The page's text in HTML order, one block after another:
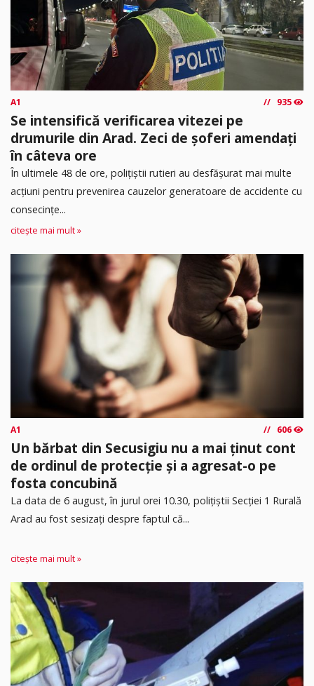
A1 935
Se intensifică verificarea vitezei pe
drumurile din Arad. Zeci de șoferi amendați
în câteva ore
În ultimele 48 de ore, polițiștii rutieri au desfășurat mai multe
acțiuni pentru prevenirea cauzelor generatoare de accidente cu
consecințe...
citește mai mult »
A1 606
Un bărbat din Secusigiu nu a mai ținut cont
de ordinul de protecție și a agresat-o pe
fosta concubină
​La data de 6 august, în jurul orei 10.30, polițiștii Secției 1 Rurală
Arad au fost sesizați despre faptul că...
citește mai mult »